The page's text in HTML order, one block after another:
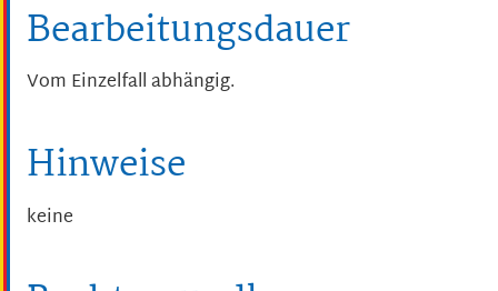
Bearbeitungsdauer
Vom Einzelfall abhängig.
Hinweise
keine